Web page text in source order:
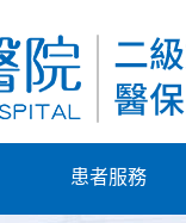
患者服務